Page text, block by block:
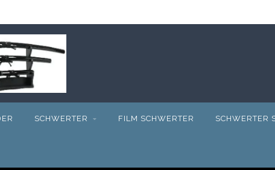
SCHWERTER FILM SCHWERTER SCHWERTER